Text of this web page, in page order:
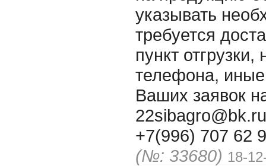
указывать
требуется
пункт отгрузки,
телефона,
Ваших заявок
+7(996) 707 62
(№: 33680) 18-